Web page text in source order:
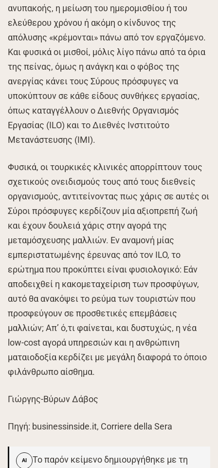
ανυπακοής, η μείωση του ημερομισθίου ή του
ελεύθερου χρόνου ή ακόμη ο κίνδυνος της
απόλυσης «κρέμονται» πάνω από τον εργαζόμενο.
Και φυσικά οι μισθοί, μόλις λίγο πάνω από τα όρια
της πείνας, όμως η ανάγκη και ο φόβος της
ανεργίας κάνει τους Σύρους πρόσφυγες να
υποκύπτουν σε κάθε είδους συνθήκες εργασίας,
όπως καταγγέλλουν ο Διεθνής Οργανισμός
Εργασίας (ILO) και το Διεθνές Ινστιτούτο
Μετανάστευσης (IMI).
Φυσικά, οι τουρκικές κλινικές απορρίπτουν τους
σχετικούς ονειδισμούς τους από τους διεθνείς
οργανισμούς, αντιτείνοντας πως χάρις σε αυτές οι
Σύροι πρόσφυγες κερδίζουν μία αξιοπρεπή ζωή
και έχουν δουλειά χάρις στην αγορά της
μεταμόσχευσης μαλλιών. Εν αναμονή μίας
εμπεριστατωμένης έρευνας από τον ILO, το
ερώτημα που προκύπτει είναι φυσιολογικό: Εάν
αποδειχθεί η κακομεταχείριση των προσφύγων,
αυτό θα ανακόψει το ρεύμα των τουριστών που
προσφεύγουν σε προσθετικές επεμβάσεις
μαλλιών; Απ’ ό,τι φαίνεται, και δυστυχώς, η νέα
low-cost αγορά υπηρεσιών και η ανθρώπινη
ματαιοδοξία κερδίζει με μεγάλη διαφορά το όποιο
φιλάνθρωπο αίσθημα.
Γιώργης-Βύρων Δάβος
Πηγή: businessinside.it, Corriere della Sera
AI Το παρόν κείμενο δημιουργήθηκε με τη